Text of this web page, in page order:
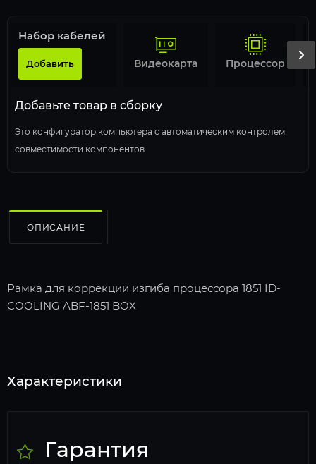
Добавьте товар в сборку
Это конфигуратор компьютера с автоматическим контролем
совместимости компонентов.
Набор кабелей
Добавить Видеокарта Процессор
ОПИСАНИЕ
Рамка для коррекции изгиба процессора 1851 ID-
COOLING ABF-1851 BOX
Характеристики
Гарантия